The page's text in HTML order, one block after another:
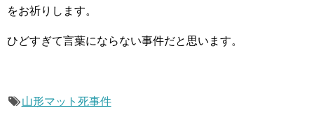
をお祈りします。
ひどすぎて言葉にならない事件だと思います。
山形マット死事件